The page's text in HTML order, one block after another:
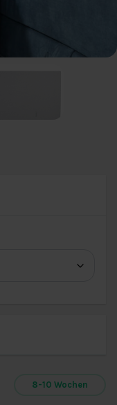
8-10 Wochen